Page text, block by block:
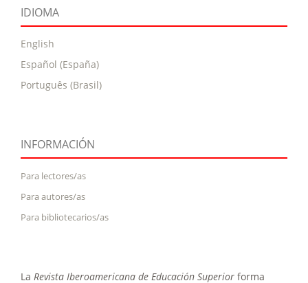
IDIOMA
English
Español (España)
Português (Brasil)
INFORMACIÓN
Para lectores/as
Para autores/as
Para bibliotecarios/as
La Revista Iberoamericana de Educación Superior forma